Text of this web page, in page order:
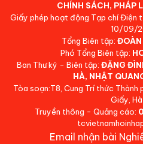
CHÍNH SÁCH, PHÁP
Giấy phép hoạt động Tạp chí
10/09/
Tổng Biên tập: ĐOÀN
Phó Tổng Biên tập:
Ban Thư ký - Biên tập: ĐẶNG
HÀ, NHẬT
Tòa soạn:T8, Cung Trí thức Thành
Giấy, Hà
Truyền thông - Quảng cáo:
Email nhận bài